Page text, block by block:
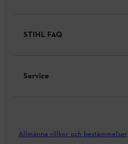
STIHL FAQ
Service
Allmänna villkor och bestämmelser